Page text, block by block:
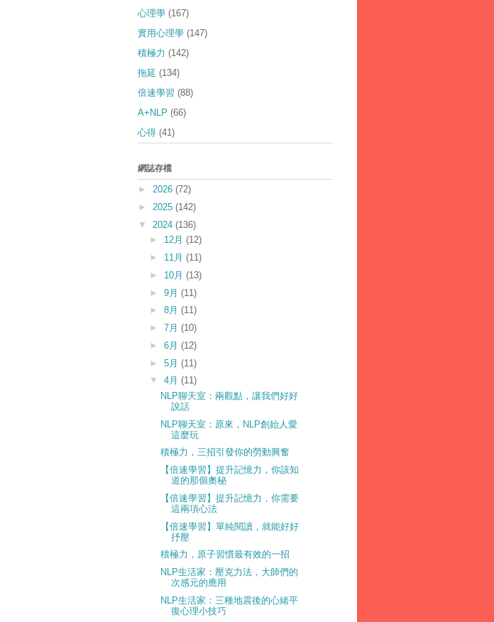
心理學 (167)
實用心理學 (147)
積極力 (142)
拖延 (134)
倍速學習 (88)
A+NLP (66)
心得 (41)
網誌存檔
► 2026 (72)
► 2025 (142)
▼ 2024 (136)
► 12月 (12)
► 11月 (11)
► 10月 (13)
► 9月 (11)
► 8月 (11)
► 7月 (10)
► 6月 (12)
► 5月 (11)
▼ 4月 (11)
NLP聊天室：兩觀點，讓我們好好
說話
NLP聊天室：原來，NLP創始人愛
這麼玩
積極力，三招引發你的勞動興奮
【倍速學習】提升記憶力，你該知
道的那個奧秘
【倍速學習】提升記憶力，你需要
這兩項心法
【倍速學習】單純閱讀，就能好好
抒壓
積極力，原子習慣最有效的一招
NLP生活家：壓克力法，大師們的
次感元的應用
NLP生活家：三種地震後的心緒平
復心理小技巧